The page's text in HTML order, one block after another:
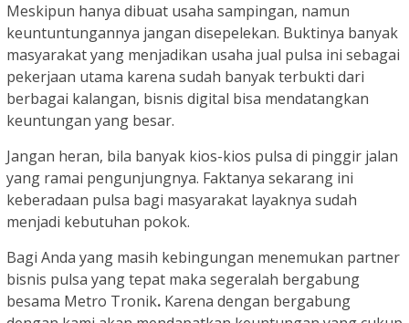
Meskipun hanya dibuat usaha sampingan, namun
keuntuntungannya jangan disepelekan. Buktinya banyak
masyarakat yang menjadikan usaha jual pulsa ini sebagai
pekerjaan utama karena sudah banyak terbukti dari
berbagai kalangan, bisnis digital bisa mendatangkan
keuntungan yang besar.
Jangan heran, bila banyak kios-kios pulsa di pinggir jalan
yang ramai pengunjungnya. Faktanya sekarang ini
keberadaan pulsa bagi masyarakat layaknya sudah
menjadi kebutuhan pokok.
Bagi Anda yang masih kebingungan menemukan partner
bisnis pulsa yang tepat maka segeralah bergabung
besama Metro Tronik. Karena dengan bergabung